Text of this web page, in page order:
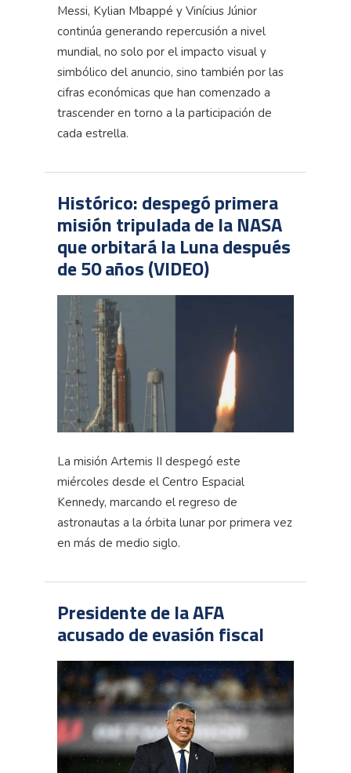
Messi, Kylian Mbappé y Vinícius Júnior
continúa generando repercusión a nivel
mundial, no solo por el impacto visual y
simbólico del anuncio, sino también por las
cifras económicas que han comenzado a
trascender en torno a la participación de
cada estrella.
Histórico: despegó primera
misión tripulada de la NASA
que orbitará la Luna después
de 50 años (VIDEO)
La misión Artemis II despegó este
miércoles desde el Centro Espacial
Kennedy, marcando el regreso de
astronautas a la órbita lunar por primera vez
en más de medio siglo.
Presidente de la AFA
acusado de evasión fiscal